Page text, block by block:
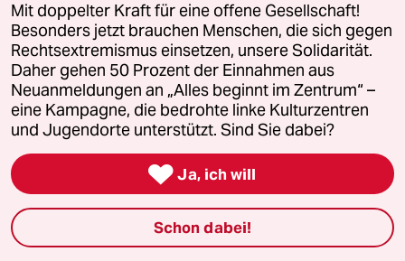
1 Wehrplicht in Deutschland
Zwangsdienst ist nie gut, auch nicht für
eine gute Sache
2 Bundeszentrale gegen Kinderfiguren
Benjamin, du lieber Anarchist
3 Rennradfahren in der Hitze
Mit doppelter Kraft für eine offene Gesellschaft!
Besonders jetzt brauchen Menschen, die sich gegen
Rechtsextremismus einsetzen, unsere Solidarität.
Daher gehen 50 Prozent der Einnahmen aus
Neuanmeldungen an „Alles beginnt im Zentrum“ –
eine Kampagne, die bedrohte linke Kulturzentren
und Jugendorte unterstützt. Sind Sie dabei?
 Ja, ich will
Schon dabei!